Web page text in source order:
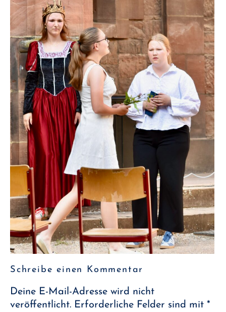
Schreibe einen Kommentar
Deine E-Mail-Adresse wird nicht
veröffentlicht. Erforderliche Felder sind mit *